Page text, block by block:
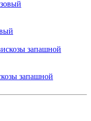
запашной